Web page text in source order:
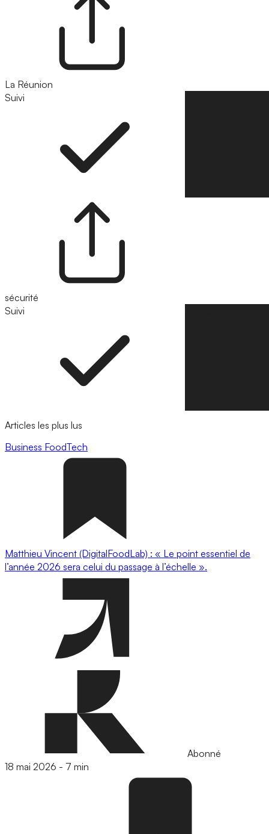
La Réunion
Suivi
sécurité
Suivi
Articles les plus lus
Business FoodTech
Matthieu Vincent (DigitalFoodLab) : « Le point essentiel de
l’année 2026 sera celui du passage à l’échelle ».
Abonné
18 mai 2026 - 7 min